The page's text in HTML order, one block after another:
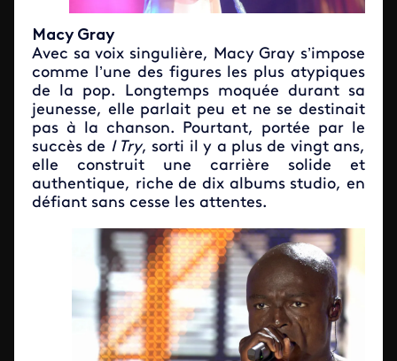
Macy Gray
Avec sa voix singulière, Macy Gray s’impose
comme l’une des figures les plus atypiques
de la pop. Longtemps moquée durant sa
jeunesse, elle parlait peu et ne se destinait
pas à la chanson. Pourtant, portée par le
succès de I Try, sorti il y a plus de vingt ans,
elle construit une carrière solide et
authentique, riche de dix albums studio, en
défiant sans cesse les attentes.